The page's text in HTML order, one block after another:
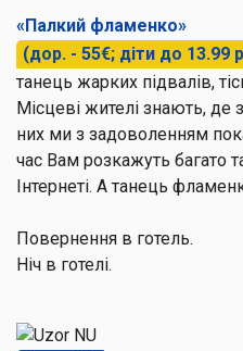
«Палкий фламенко»
(дор. - 55€; діти до 13.99
танець жарких підвалів,
Місцеві жителі знають, де
них ми з задоволенням
час Вам розкажуть багато
Інтернеті. А танець
Повернення в готель.
Ніч в готелі.